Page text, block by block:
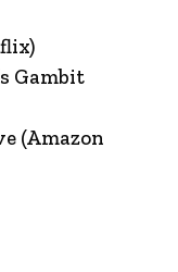
Gambit
(Amazon